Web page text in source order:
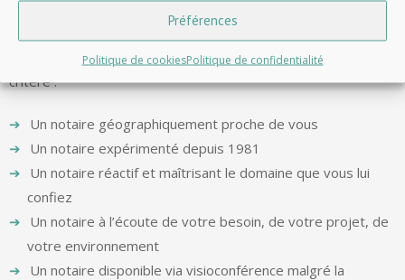
Préférences
Politique de cookiesPolitique de confidentialité
Le choix de votre notaire est donc important sur plus d’un
critère :
Un notaire géographiquement proche de vous
Un notaire expérimenté depuis 1981
Un notaire réactif et maîtrisant le domaine que vous lui
confiez
Un notaire à l’écoute de votre besoin, de votre projet, de
votre environnement
Un notaire disponible via visioconférence malgré la